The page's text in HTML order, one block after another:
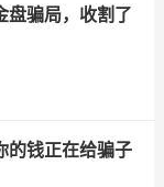
盘骗局，收割了
的钱正在给骗子